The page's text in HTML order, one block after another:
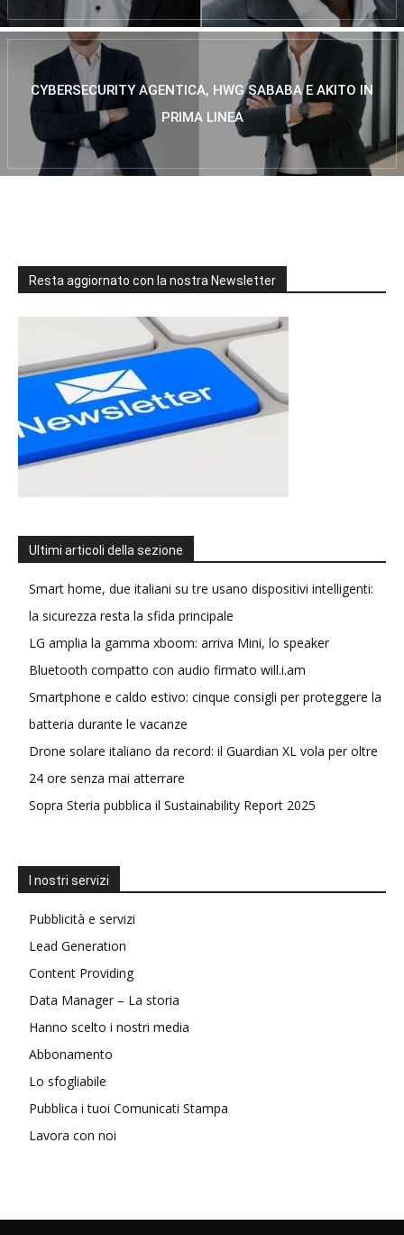
CYBERSECURITY AGENTICA, HWG SABABA E AKITO IN
PRIMA LINEA
Resta aggiornato con la nostra Newsletter
Ultimi articoli della sezione
Smart home, due italiani su tre usano dispositivi intelligenti:
la sicurezza resta la sfida principale
LG amplia la gamma xboom: arriva Mini, lo speaker
Bluetooth compatto con audio firmato will.i.am
Smartphone e caldo estivo: cinque consigli per proteggere la
batteria durante le vacanze
Drone solare italiano da record: il Guardian XL vola per oltre
24 ore senza mai atterrare
Sopra Steria pubblica il Sustainability Report 2025
I nostri servizi
Pubblicità e servizi
Lead Generation
Content Providing
Data Manager – La storia
Hanno scelto i nostri media
Abbonamento
Lo sfogliabile
Pubblica i tuoi Comunicati Stampa
Lavora con noi